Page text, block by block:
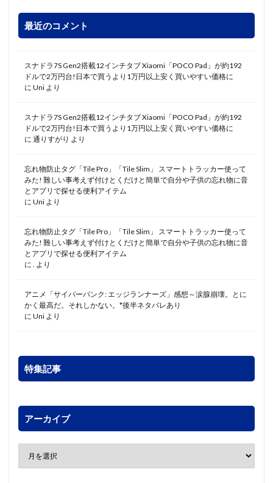
最近のコメント
スナドラ7S Gen2搭載12インチタブ Xiaomi「POCO Pad」が約192
ドルで2万円台!日本で買うより1万円以上安く買いやすい価格に
に Uni より
スナドラ7S Gen2搭載12インチタブ Xiaomi「POCO Pad」が約192
ドルで2万円台!日本で買うより1万円以上安く買いやすい価格に
に 通りすがり より
忘れ物防止タグ「Tile Pro」「Tile Slim」 スマートトラッカー使って
みた! 難しい事考えず付けとくだけと簡単で自分や子供の忘れ物に音
とアプリで探せる便利アイテム
に Uni より
忘れ物防止タグ「Tile Pro」「Tile Slim」 スマートトラッカー使って
みた! 難しい事考えず付けとくだけと簡単で自分や子供の忘れ物に音
とアプリで探せる便利アイテム
に
より
アニメ「サイバーパンク: エッジランナーズ」感想～涙腺崩壊。とに
かく最高だ。それしかない。*後半ネタバレあり
に Uni より
特集記事
アーカイブ